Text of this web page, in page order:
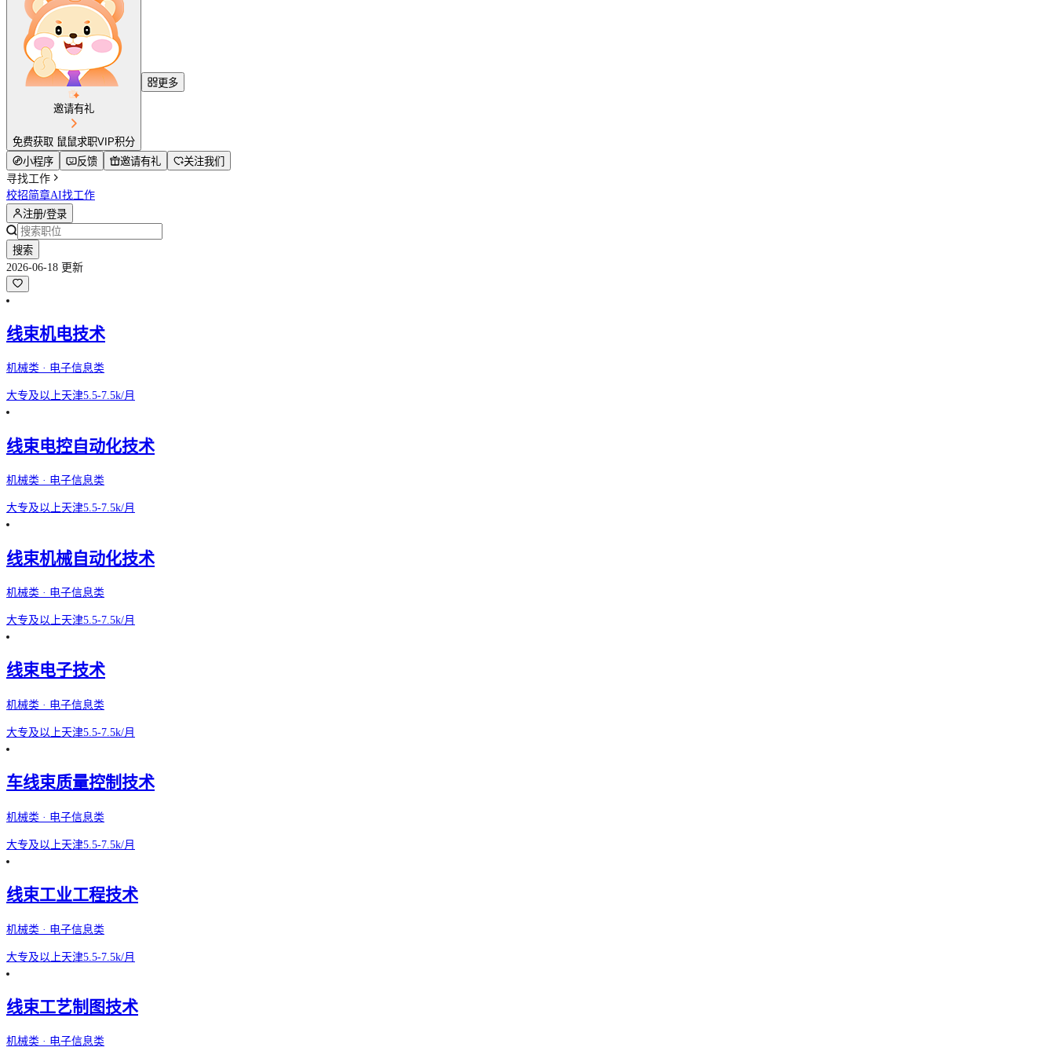
邀请有礼
免费获取 鼠鼠求职VIP积分
更多
小程序 反馈 邀请有礼
关注我们
寻找工作
校招简章AI找工作
注册/登录
搜索
2026-06-18 更新
线束机电技术
机械类 · 电子信息类
大专及以上天津5.5-7.5k/月
线束电控自动化技术
机械类 · 电子信息类
大专及以上天津5.5-7.5k/月
线束机械自动化技术
机械类 · 电子信息类
大专及以上天津5.5-7.5k/月
线束电子技术
机械类 · 电子信息类
大专及以上天津5.5-7.5k/月
车线束质量控制技术
机械类 · 电子信息类
大专及以上天津5.5-7.5k/月
线束工业工程技术
机械类 · 电子信息类
大专及以上天津5.5-7.5k/月
线束工艺制图技术
机械类 · 电子信息类